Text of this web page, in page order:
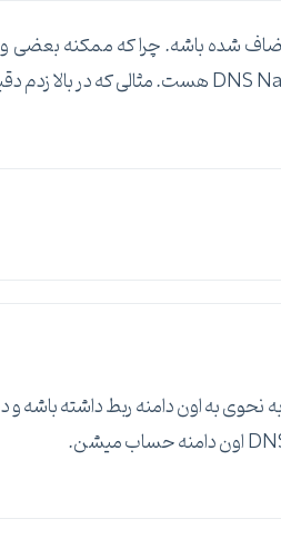
شده باشه. چرا که ممکنه بعضی